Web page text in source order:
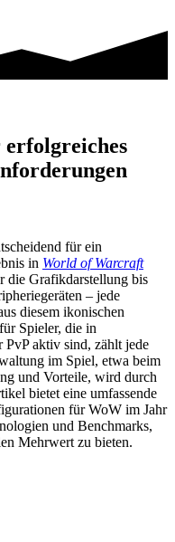
für ein
in World of Warcraft
die Grafikdarstellung bis
– jede
diesem ikonischen
Spieler, die in
aktiv sind, zählt jede
im Spiel, etwa beim
und Vorteile, wird durch
bietet eine umfassende
für WoW im Jahr
und Benchmarks,
Mehrwert zu bieten.